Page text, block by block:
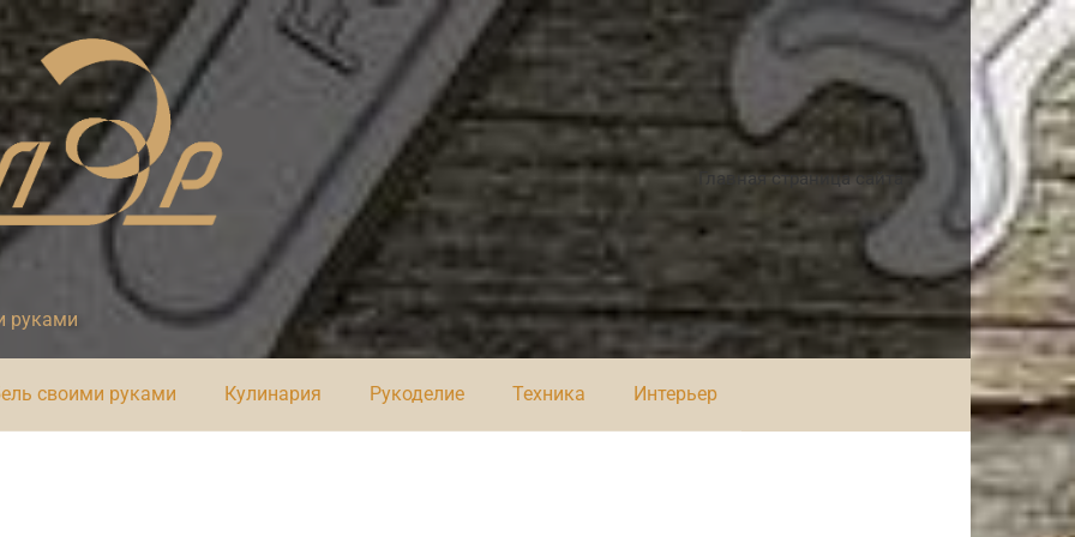
руками
Главная страница сайта
своими руками Кулинария Рукоделие Техника Интерьер